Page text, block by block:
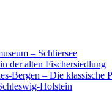
– Schliersee
der alten Fischersiedlung
Bergen – Die klassische
Holstein